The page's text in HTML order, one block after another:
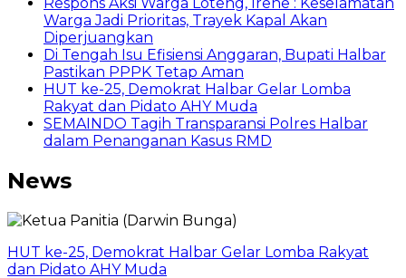
Warga Jadi Prioritas, Trayek Kapal Akan
Diperjuangkan
Di Tengah Isu Efisiensi Anggaran, Bupati Halbar
Pastikan PPPK Tetap Aman
HUT ke-25, Demokrat Halbar Gelar Lomba
Rakyat dan Pidato AHY Muda
SEMAINDO Tagih Transparansi Polres Halbar
dalam Penanganan Kasus RMD
News
HUT ke-25, Demokrat Halbar Gelar Lomba Rakyat
dan Pidato AHY Muda